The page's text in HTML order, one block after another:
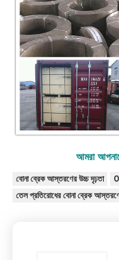
আমরা
বোনা ব্রেক আস্তরণের উচ্চ দৃঢ়তা
তেল প্রতিরোধের বোনা ব্রেক